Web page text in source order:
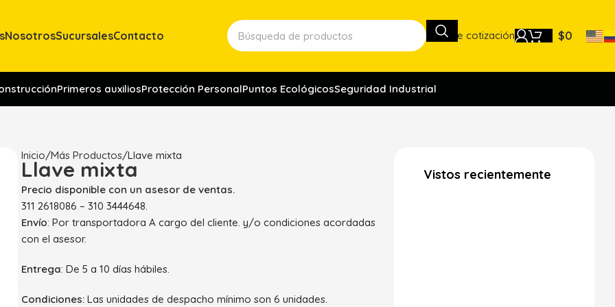
NosotrosSucursalesContacto Lista de cotización $0
Primeros auxiliosProtección PersonalPuntos EcológicosSeguridad Industrial
Inicio Más Productos Llave mixta
Llave mixta
Precio disponible con un asesor de ventas.
311 2618086 – 310 3444648.
Envío: Por transportadora A cargo del cliente. y/o condiciones acordadas
con el asesor.
Entrega: De 5 a 10 días hábiles.
Condiciones: Las unidades de despacho mínimo son 6 unidades.
Vistos recientemente